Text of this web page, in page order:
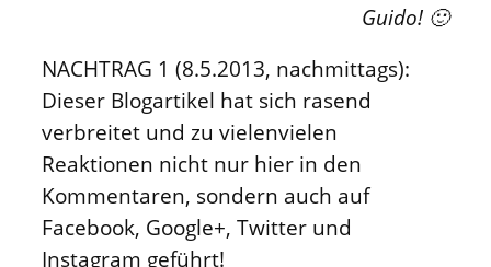
Guido! 🙂
NACHTRAG 1 (8.5.2013, nachmittags):
Dieser Blogartikel hat sich rasend
verbreitet und zu vielenvielen
Reaktionen nicht nur hier in den
Kommentaren, sondern auch auf
Facebook, Google+, Twitter und
Instagram geführt!